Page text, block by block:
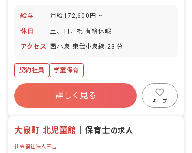
給与 月給172,600円 ~
休日 土、日、祝 有給休暇
アクセス 西小泉 東武小泉線 23 分
契約社員 学童保育
詳しく見る
キープ
大泉町 北児童館 保育士の求人
社会福祉法人三吉